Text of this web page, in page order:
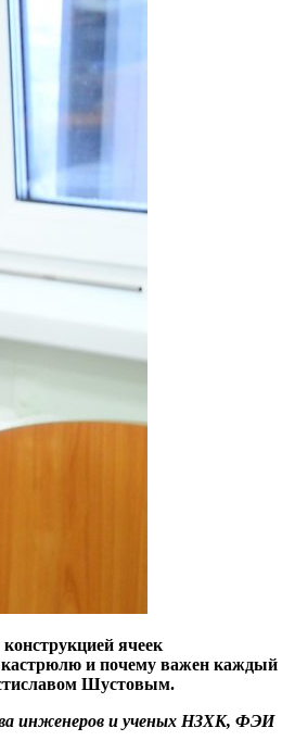
ячеек
кастрюлю и почему важен каждый
Шустовым.
инженеров и ученых НЗХК, ФЭИ